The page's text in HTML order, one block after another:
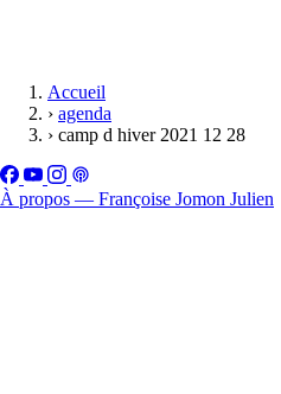
Accueil
› agenda
› camp d hiver 2021 12 28
À propos — Françoise Jomon Julien